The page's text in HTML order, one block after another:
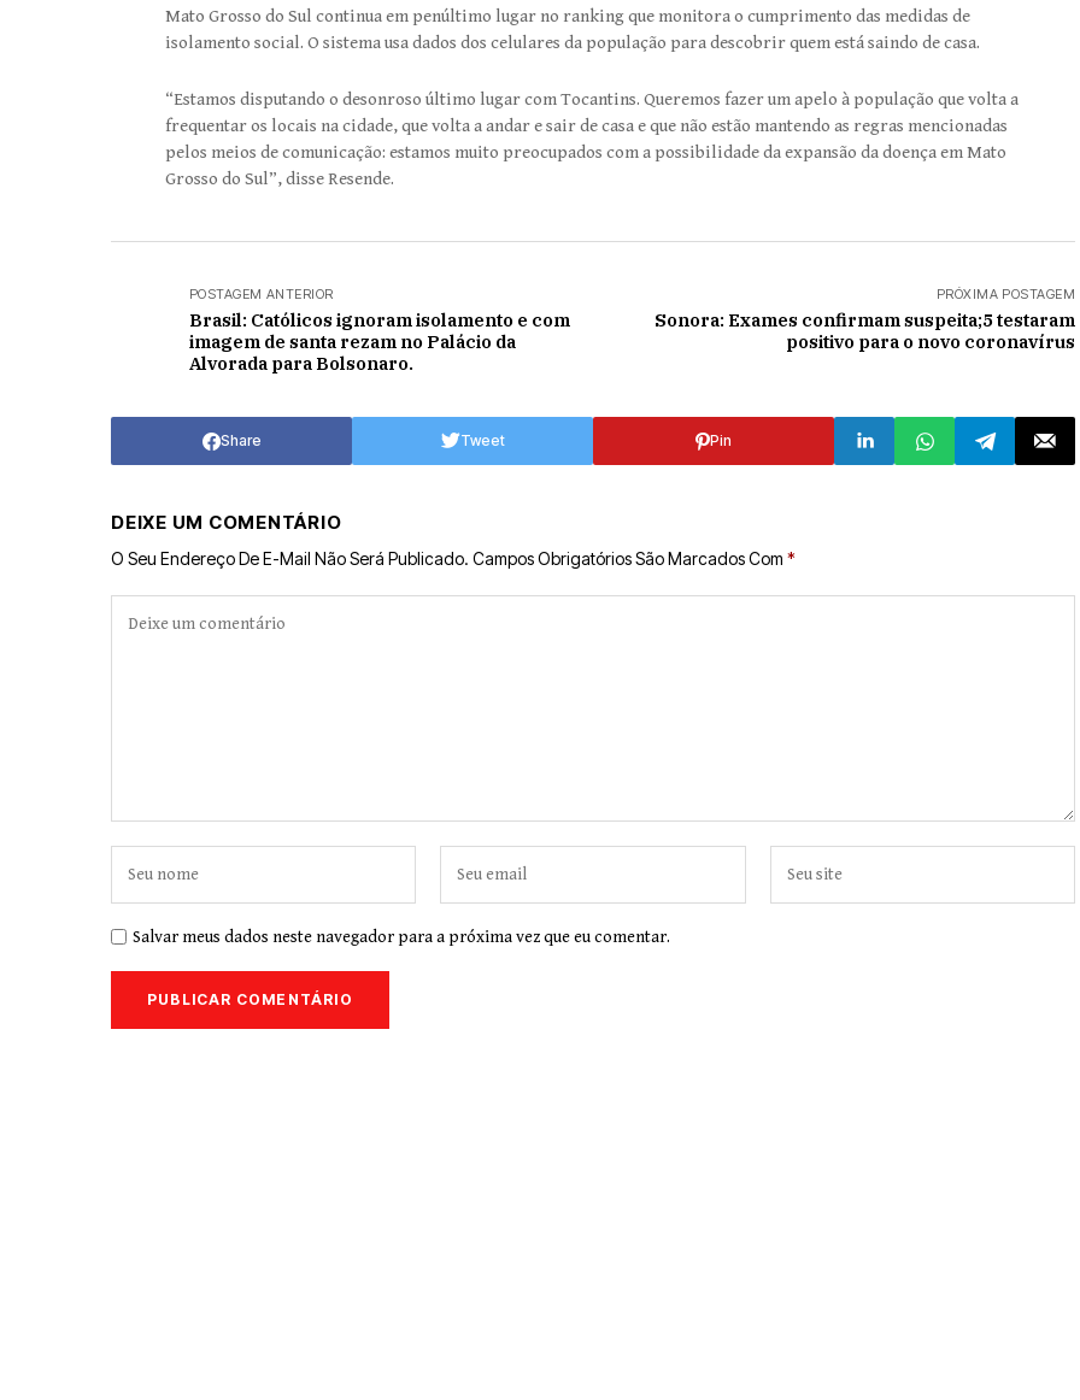
Mato Grosso do Sul continua em penúltimo lugar no ranking que monitora o cumprimento das medidas de
isolamento social. O sistema usa dados dos celulares da população para descobrir quem está saindo de casa.
“Estamos disputando o desonroso último lugar com Tocantins. Queremos fazer um apelo à população que volta a
frequentar os locais na cidade, que volta a andar e sair de casa e que não estão mantendo as regras mencionadas
pelos meios de comunicação: estamos muito preocupados com a possibilidade da expansão da doença em Mato
Grosso do Sul”, disse Resende.
POSTAGEM ANTERIOR
Brasil: Católicos ignoram isolamento e com
imagem de santa rezam no Palácio da
Alvorada para Bolsonaro.
PRÓXIMA POSTAGEM
Sonora: Exames confirmam suspeita;5 testaram
positivo para o novo coronavírus
Share Tweet Pin
DEIXE UM COMENTÁRIO
O Seu Endereço De E-Mail Não Será Publicado. Campos Obrigatórios São Marcados Com *
Salvar meus dados neste navegador para a próxima vez que eu comentar.